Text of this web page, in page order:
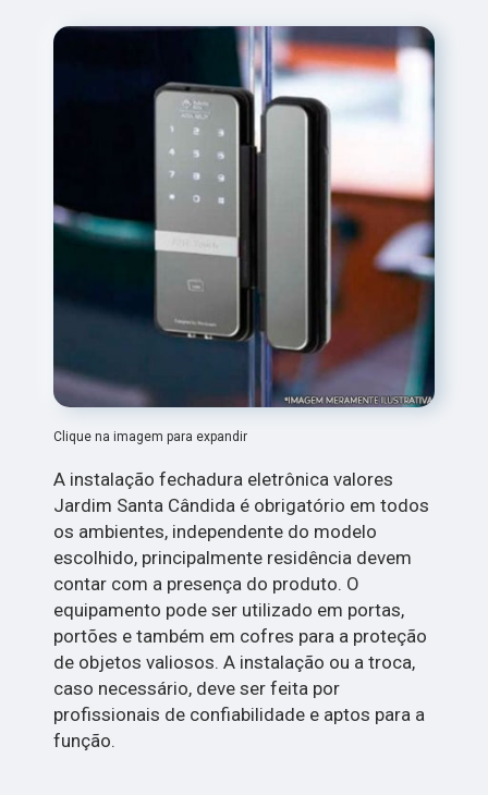
Clique na imagem para expandir
A instalação fechadura eletrônica valores
Jardim Santa Cândida é obrigatório em todos
os ambientes, independente do modelo
escolhido, principalmente residência devem
contar com a presença do produto. O
equipamento pode ser utilizado em portas,
portões e também em cofres para a proteção
de objetos valiosos. A instalação ou a troca,
caso necessário, deve ser feita por
profissionais de confiabilidade e aptos para a
função.